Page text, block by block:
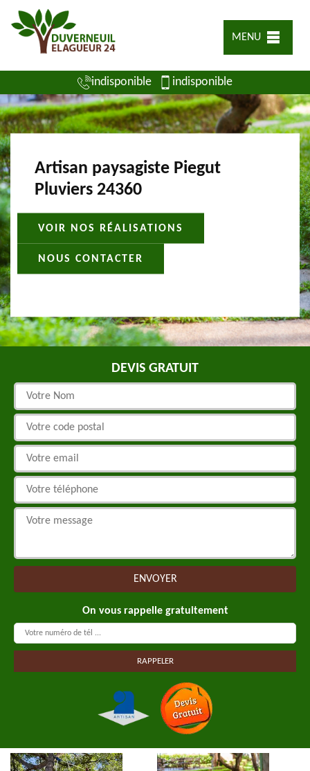
MENU
indisponible indisponible
Artisan paysagiste Piegut
Pluviers 24360
VOIR NOS RÉALISATIONS
NOUS CONTACTER
DEVIS GRATUIT
On vous rappelle gratuitement